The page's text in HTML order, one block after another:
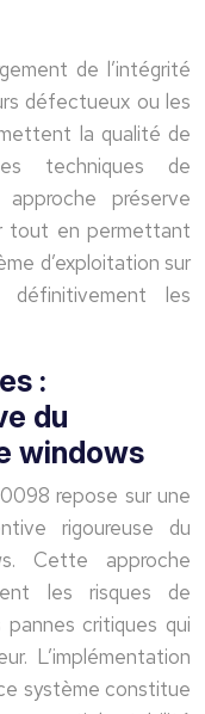
de l’intégrité
défectueux ou les
la qualité de
techniques de
préserve
tout en permettant
d’exploitation sur
les
:
du
windows
repose sur une
rigoureuse du
Cette approche
les risques de
critiques qui
L’implémentation
système constitue